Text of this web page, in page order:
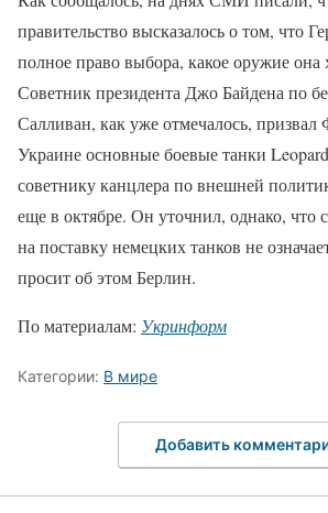
правительство высказалось о том, что
полное право выбора, какое оружие она
Советник президента Джо Байдена по
Салливан, как уже отмечалось, призвал
Украине основные боевые танки
советнику канцлера по внешней
еще в октябре. Он уточнил, однако, что
на поставку немецких танков не
просит об этом Берлин.
По материалам: Укринформ
Категории: В мире
Добавить